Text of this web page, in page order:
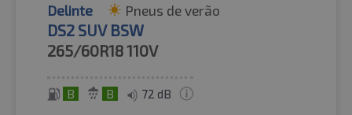
Delinte Pneus de verão
DS2 SUV BSW
265/60R18110V
B B 72 dB